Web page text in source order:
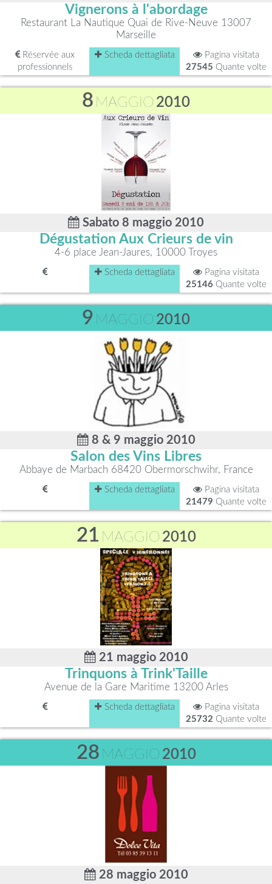
Vignerons à l'abordage
Restaurant La Nautique Quai de Rive-Neuve 13007
Marseille
Réservée aux
professionnels
Scheda dettagliata
Pagina visitata
27545 Quante volte
8 MAGGIO 2010
Sabato 8 maggio 2010
Dégustation Aux Crieurs de vin
4-6 place Jean-Jaures, 10000 Troyes
Scheda dettagliata
Pagina visitata
25146Quante volte
9 MAGGIO 2010
8 & 9 maggio 2010
Salon des Vins Libres
Abbaye de Marbach 68420 Obermorschwihr, France
Scheda dettagliata
Pagina visitata
21479 Quante volte
21 MAGGIO 2010
21 maggio 2010
Trinquons à Trink'Taille
Avenue de la Gare Maritime 13200 Arles
Scheda dettagliata
Pagina visitata
25732 Quante volte
28 MAGGIO 2010
28 maggio 2010